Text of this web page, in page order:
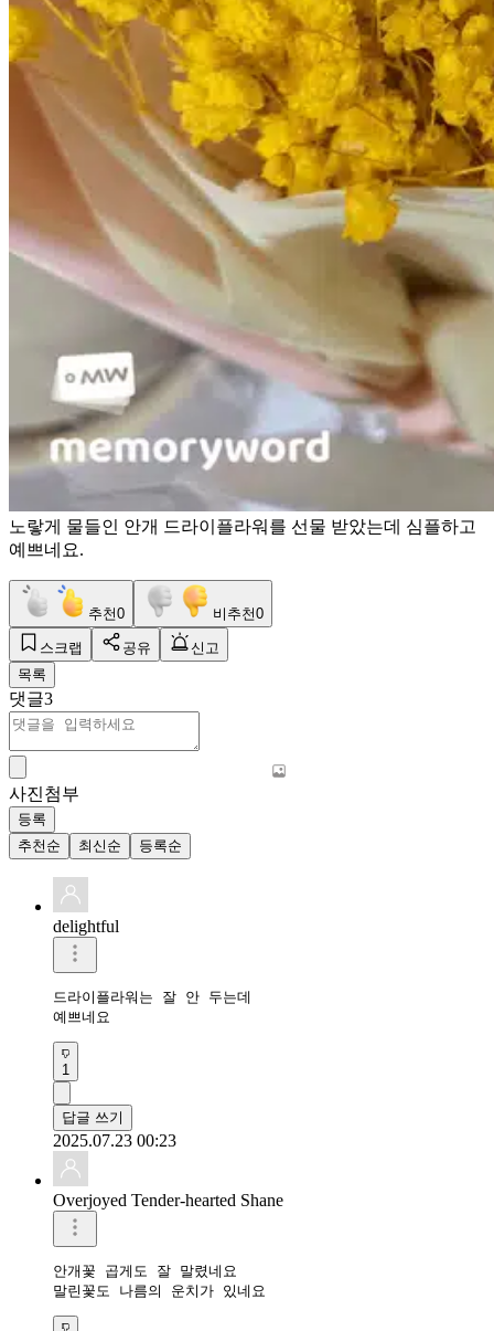
노랗게 물들인 안개 드라이플라워를 선물 받았는데 심플하고
예쁘네요.
추천0 비추천0
스크랩 공유
신고
목록
댓글3
사진첨부
등록
추천순
최신순 등록순
delightful
드라이플라워는 잘 안 두는데
예쁘네요
1
답글 쓰기
2025.07.23 00:23
Overjoyed Tender-hearted Shane
안개꽃 곱게도 잘 말렸네요
말린꽃도 나름의 운치가 있네요